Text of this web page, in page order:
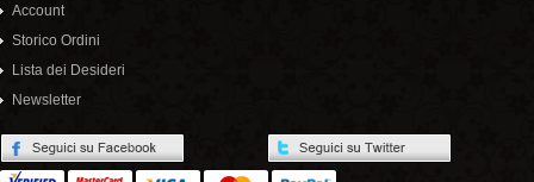
Account
Storico Ordini
Lista dei Desideri
Newsletter